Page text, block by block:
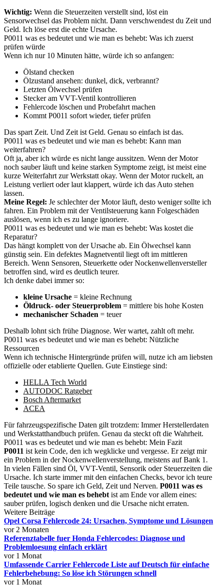
Wichtig: Wenn die Steuerzeiten verstellt sind, löst ein
Sensorwechsel das Problem nicht. Dann verschwendest du Zeit und
Geld. Ich löse erst die echte Ursache.
P0011 was es bedeutet und wie man es behebt: Was ich zuerst
prüfen würde
Wenn ich nur 10 Minuten hätte, würde ich so anfangen:
Ölstand checken
Ölzustand ansehen: dunkel, dick, verbrannt?
Letzten Ölwechsel prüfen
Stecker am VVT-Ventil kontrollieren
Fehlercode löschen und Probefahrt machen
Kommt P0011 sofort wieder, tiefer prüfen
Das spart Zeit. Und Zeit ist Geld. Genau so einfach ist das.
P0011 was es bedeutet und wie man es behebt: Kann man
weiterfahren?
Oft ja, aber ich würde es nicht lange aussitzen. Wenn der Motor
noch sauber läuft und keine starken Symptome zeigt, ist meist eine
kurze Weiterfahrt zur Werkstatt okay. Wenn der Motor ruckelt, an
Leistung verliert oder laut klappert, würde ich das Auto stehen
lassen.
Meine Regel: Je schlechter der Motor läuft, desto weniger sollte ich
fahren. Ein Problem mit der Ventilsteuerung kann Folgeschäden
auslösen, wenn ich es zu lange ignoriere.
P0011 was es bedeutet und wie man es behebt: Was kostet die
Reparatur?
Das hängt komplett von der Ursache ab. Ein Ölwechsel kann
günstig sein. Ein defektes Magnetventil liegt oft im mittleren
Bereich. Wenn Sensoren, Steuerkette oder Nockenwellenversteller
betroffen sind, wird es deutlich teurer.
Ich denke dabei immer so:
kleine Ursache = kleine Rechnung
Öldruck- oder Steuerproblem = mittlere bis hohe Kosten
mechanischer Schaden = teuer
Deshalb lohnt sich frühe Diagnose. Wer wartet, zahlt oft mehr.
P0011 was es bedeutet und wie man es behebt: Nützliche
Ressourcen
Wenn ich technische Hintergründe prüfen will, nutze ich am liebsten
offizielle oder etablierte Quellen. Gute Einstiege sind:
HELLA Tech World
AUTODOC Ratgeber
Bosch Aftermarket
ACEA
Für fahrzeugspezifische Daten gilt trotzdem: Immer Herstellerdaten
und Werkstatthandbuch prüfen. Genau da steckt oft die Wahrheit.
P0011 was es bedeutet und wie man es behebt: Mein Fazit
P0011 ist kein Code, den ich wegklicke und vergesse. Er zeigt mir
ein Problem in der Nockenwellenverstellung, meistens auf Bank 1.
In vielen Fällen sind Öl, VVT-Ventil, Sensorik oder Steuerzeiten die
Ursache. Ich starte immer mit den einfachen Checks, bevor ich teure
Teile tausche. So spare ich Geld, Zeit und Nerven. P0011 was es
bedeutet und wie man es behebt ist am Ende vor allem eines:
sauber prüfen, logisch denken und die Ursache nicht erraten.
Weitere Beiträge
Opel Corsa Fehlercode 24: Ursachen, Symptome und Lösungen
vor 2 Monaten
Referenztabelle fuer Honda Fehlercodes: Diagnose und
Problemloesung einfach erklärt
vor 1 Monat
Umfassende Carrier Fehlercode Liste auf Deutsch für einfache
Fehlerbehebung: So löse ich Störungen schnell
vor 1 Monat